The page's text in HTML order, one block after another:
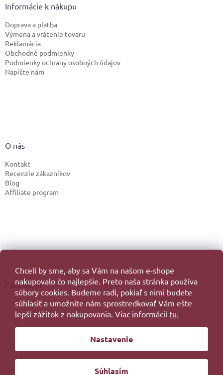
Chceli by sme, aby sa Vám na našom e-shope
nakupovalo čo najlepšie. Preto naša stránka používa
súbory cookies. Budeme radi, pokiaľ s nimi budete
súhlasiť a umožníte nám sprostredkovať Vám ešte
lepší zážitok z nakupovania. Viac informácií tu.
Nastavenie
Súhlasím
Informácie k nákupu
Doprava a platba
Výmena a vrátenie tovaru
Reklamácia
Obchodné podmienky
Podmienky ochrany osobných údajov
Napíšte nám
O nás
Kontakt
Recenzie zákazníkov
Blog
Affiliate program
Facebook
Vytvoril Shoptet
Copyright 2026. Všetky práva vyhradené.